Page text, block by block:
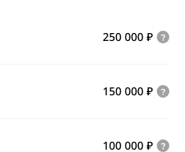
250 000 ₽
150 000 ₽
100 000 ₽